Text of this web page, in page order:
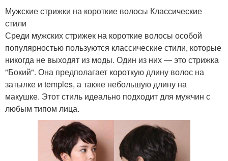
Мужские стрижки на короткие волосы Классические
стили
Среди мужских стрижек на короткие волосы особой
популярностью пользуются классические стили, которые
никогда не выходят из моды. Один из них — это стрижка
"Бокий". Она предполагает короткую длину волос на
затылке и temples, а также небольшую длину на
макушке. Этот стиль идеально подходит для мужчин с
любым типом лица.